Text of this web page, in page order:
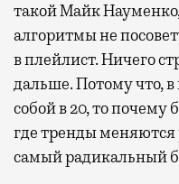
такой Майк
алгоритмы не
в плейлист. Ничего
дальше. Потому что,
собой в 20, то почему
где тренды меняются
самый радикальный